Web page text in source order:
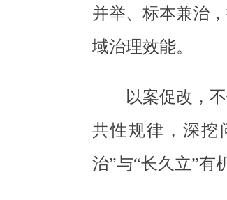
并举、标本兼治
域治理效能。
以案促改，
共性规律，深挖
治”与“长久立”有